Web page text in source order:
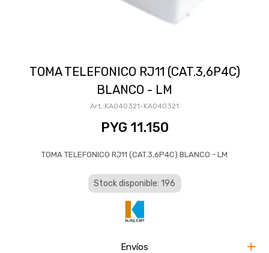
TOMA TELEFONICO RJ11 (CAT.3,6P4C)
BLANCO - LM
KA040321-KA040321
PYG 11.150
TOMA TELEFONICO RJ11 (CAT.3,6P4C) BLANCO - LM
Stock disponible: 196
Envíos